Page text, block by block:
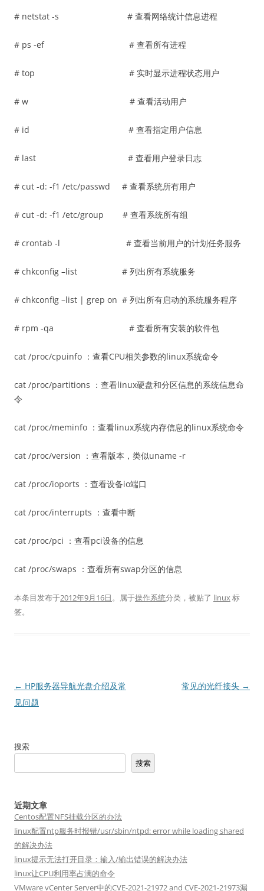
# netstat -s # 查看网络统计信息进程
# ps -ef # 查看所有进程
# top # 实时显示进程状态用户
# w # 查看活动用户
# id # 查看指定用户信息
# last # 查看用户登录日志
# cut -d: -f1 /etc/passwd # 查看系统所有用户
# cut -d: -f1 /etc/group # 查看系统所有组
# crontab -l # 查看当前用户的计划任务服务
# chkconfig –list # 列出所有系统服务
# chkconfig –list | grep on # 列出所有启动的系统服务程序
# rpm -qa # 查看所有安装的软件包
cat /proc/cpuinfo ：查看CPU相关参数的linux系统命令
cat /proc/partitions ：查看linux硬盘和分区信息的系统信息命
令
cat /proc/meminfo ：查看linux系统内存信息的linux系统命令
cat /proc/version ：查看版本，类似uname -r
cat /proc/ioports ：查看设备io端口
cat /proc/interrupts ：查看中断
cat /proc/pci ：查看pci设备的信息
cat /proc/swaps ：查看所有swap分区的信息
本条目发布于2012年9月16日。属于操作系统分类，被贴了 linux标
签。
文
章
← HP服务器导航光盘介绍及常
见问题
常见的光纤接头 →
搜索
搜索
近期文章
Centos配置NFS挂载分区的办法
linux配置ntp服务时报错/usr/sbin/ntpd: error while loading shared
的解决办法
linux提示无法打开目录：输入/输出错误的解决办法
linux让CPU利用率占满的命令
VMware vCenter Server中的CVE-2021-21972 and CVE-2021-21973漏